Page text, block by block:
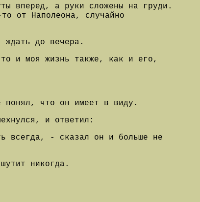
вперед, а руки сложены на груди.
от Наполеона, случайно
ждать до вечера.
и моя жизнь также, как и его,
понял, что он имеет в виду.
и ответил:
всегда, - сказал он и больше не
никогда.